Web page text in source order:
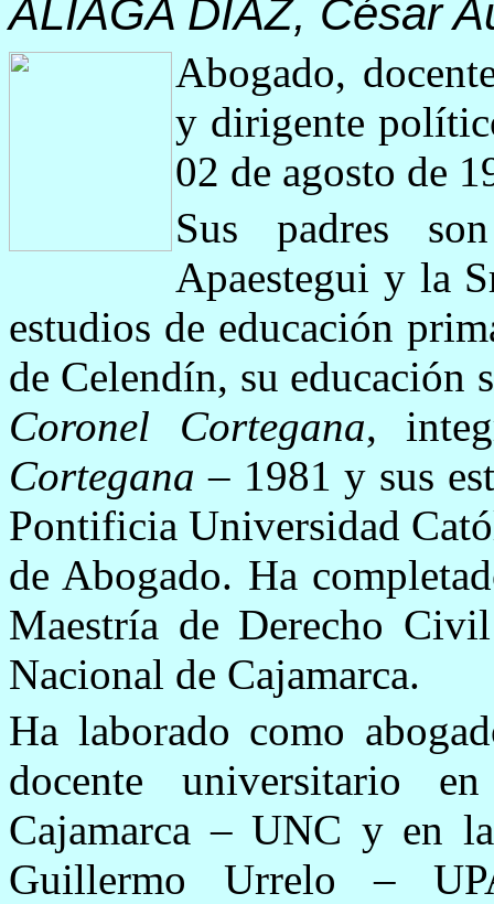
ALIAGA DÍAZ, César
Abogado,
y dirigente
02 de agosto de
Sus padres
Apaestegui y la
estudios de educación
de Celendín, su educación
Coronel Cortegana,
Cortegana – 1981 y sus
Pontificia Universidad
de Abogado. Ha
Maestría de Derecho
Nacional de Cajamarca.
Ha laborado como
docente universitario
Cajamarca – UNC y en
Guillermo Urrelo –